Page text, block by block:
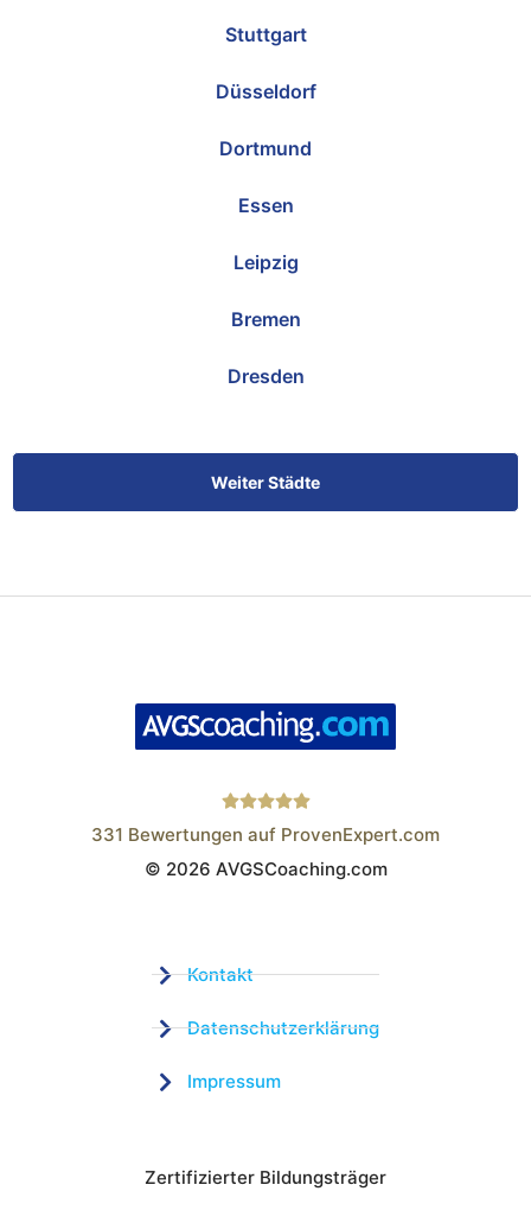
Stuttgart
Düsseldorf
Dortmund
Essen
Leipzig
Bremen
Dresden
Weiter Städte
Wistor GmbH
331 Bewertungen auf ProvenExpert.com
© 2026 AVGSCoaching.com
Kontakt
Datenschutzerklärung
Impressum
Zertifizierter Bildungsträger